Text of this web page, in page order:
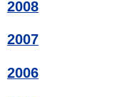
2008
2007
2006